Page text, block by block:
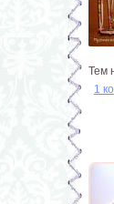
Тем
1